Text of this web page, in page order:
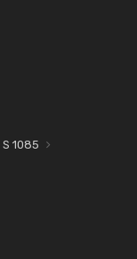
S 1085